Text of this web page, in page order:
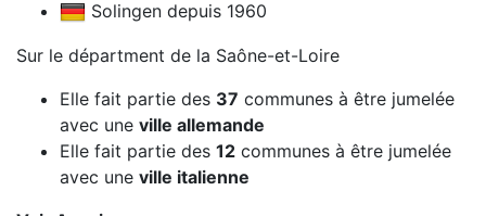
Solingen depuis 1960
Sur le départment de la Saône-et-Loire
Elle fait partie des 37 communes à être jumelée
avec une ville allemande
Elle fait partie des 12 communes à être jumelée
avec une ville italienne